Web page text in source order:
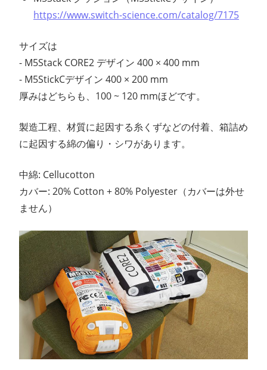
https://www.switch-science.com/catalog/7175
サイズは
- M5Stack CORE2 デザイン 400 × 400 mm
- M5StickCデザイン 400 × 200 mm
厚みはどちらも、100 ~ 120 mmほどです。
製造工程、材質に起因する糸くずなどの付着、箱詰め
に起因する綿の偏り・シワがあります。
中綿: Cellucotton
カバー: 20% Cotton + 80% Polyester（カバーは外せ
ません）